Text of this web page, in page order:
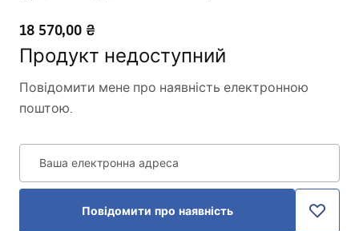
18 570,00 ₴
Продукт недоступний
Повідомити мене про наявність електронною
поштою.
Ваша електронна адреса
Повідомити про наявність